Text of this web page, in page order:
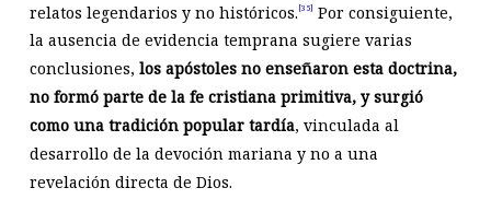
relatos legendarios y no históricos. [35]
Por consiguiente,
la ausencia de evidencia temprana sugiere varias
conclusiones, los apóstoles no enseñaron esta doctrina,
no formó parte de la fe cristiana primitiva, y surgió
como una tradición popular tardía, vinculada al
desarrollo de la devoción mariana y no a una
revelación directa de Dios.